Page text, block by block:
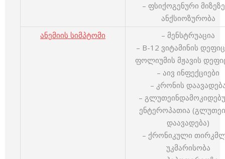
– ფსიქოგენური
ანქსიოზურობა
ანემიის სიმპტომი
– მენსტრუაცია
– B-12 ვიტამინის
ფოლიუმის მჟავის
– აივ ინფექციები
– კრონის
–
ენტეროპათია
დაავადება)
– ქრონიკული
უკმარისობა